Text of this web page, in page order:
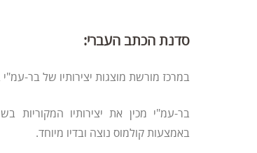
סדנת הכתב העברי:
במרכז מורשת מוצגות יצירותיו של בר-
בר-עמ"י מכין את יצירותיו
באמצעות קולמוס נוצה ובדיו מיוחד.